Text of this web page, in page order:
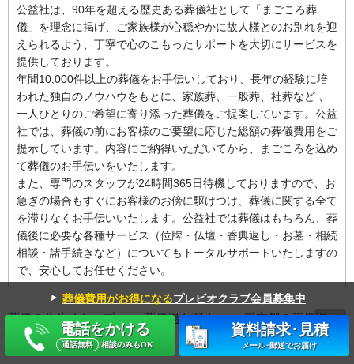
公益社は、90年を超える歴史ある葬儀社として「まごころ葬
儀」を理念に掲げ、ご家族様が心穏やかに故人様とのお別れを迎
えられるよう、丁寧で心のこもったサポートを大切にサービスを
提供しております。
年間10,000件以上の葬儀をお手伝いしており、長年の経験に培
われた独自のノウハウをもとに、家族葬、一般葬、社葬など 、
一人ひとりのご希望に寄り添った葬儀をご提案しています。公益
社では、葬儀の前にお客様のご要望に応じた総額の葬儀費用をご
提示しています。内容にご納得いただいてから、まごころを込め
て葬儀のお手伝いをいたします。
また、専門のスタッフが24時間365日待機しておりますので、お
急ぎの場合もすぐにお客様のお傍に駆けつけ、葬儀に関する全て
を滞りなくお手伝いいたします。公益社では葬儀はもちろん、葬
儀後に必要な各種サービス（位牌・仏壇・香典返し・お墓・相続
相談・諸手続きなど）についてもトータルサポートいたしますの
で、安心してお任せください。
葬儀の公益社トップ 葬儀場を探す
東京都の葬儀場・
斎場一覧
調布市の葬儀場・斎場一覧
▼ 葬儀費用がお得になるプレビオクラブ会員募集中
電話をかける
通話無料 相談のみもOK
資料請求･見積
メール･郵送でお届け